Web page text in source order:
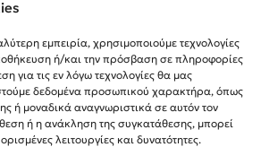
εμπειρία, χρησιμοποιούμε τεχνολογίες
ή/και την πρόσβαση σε πληροφορίες
για τις εν λόγω τεχνολογίες θα μας
δεδομένα προσωπικού χαρακτήρα, όπως
ή μοναδικά αναγνωριστικά σε αυτόν τον
ή η ανάκληση της συγκατάθεσης, μπορεί
λειτουργίες και δυνατότητες.
Fax: 210 32 15 644
112, 3ος όροφος, 54622,
Θεσσαλονίκη
Ώρες λειτουργίας:
Παρασκευή, 10:00 –14:00